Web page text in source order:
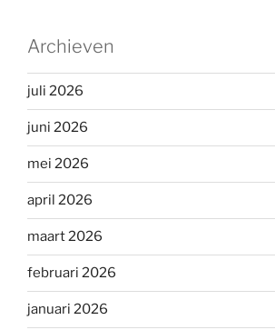
Archieven
juli 2026
juni 2026
mei 2026
april 2026
maart 2026
februari 2026
januari 2026